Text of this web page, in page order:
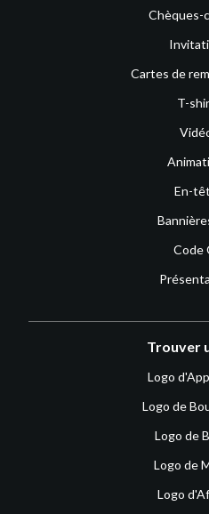
Chèques-
Cartes de
T-
En-
Code
Trouver
Logo
Logo de
Logo de
Logo de
Logo